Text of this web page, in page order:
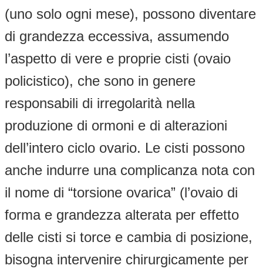
(uno solo ogni mese), possono diventare
di grandezza eccessiva, assumendo
l’aspetto di vere e proprie cisti (ovaio
policistico), che sono in genere
responsabili di irregolarità nella
produzione di ormoni e di alterazioni
dell’intero ciclo ovario. Le cisti possono
anche indurre una complicanza nota con
il nome di “torsione ovarica” (l’ovaio di
forma e grandezza alterata per effetto
delle cisti si torce e cambia di posizione,
bisogna intervenire chirurgicamente per